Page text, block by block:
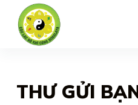
THƯ GỬI